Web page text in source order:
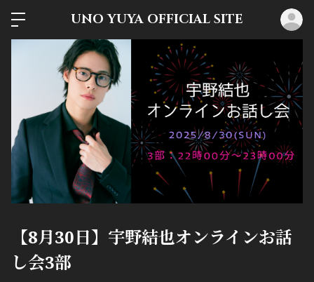
UNO YUYA OFFICIAL SITE
【8月30日】宇野結也オンラインお話
し会3部